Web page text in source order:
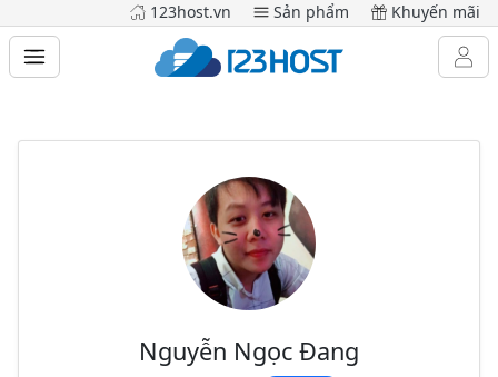
123host.vn Sản phẩm Khuyến mãi
Nguyễn Ngọc Đang